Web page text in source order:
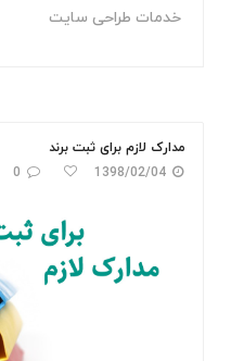
خدمات طراحی سایت
مدارک لازم برای ثبت برند
1398/02/04
0